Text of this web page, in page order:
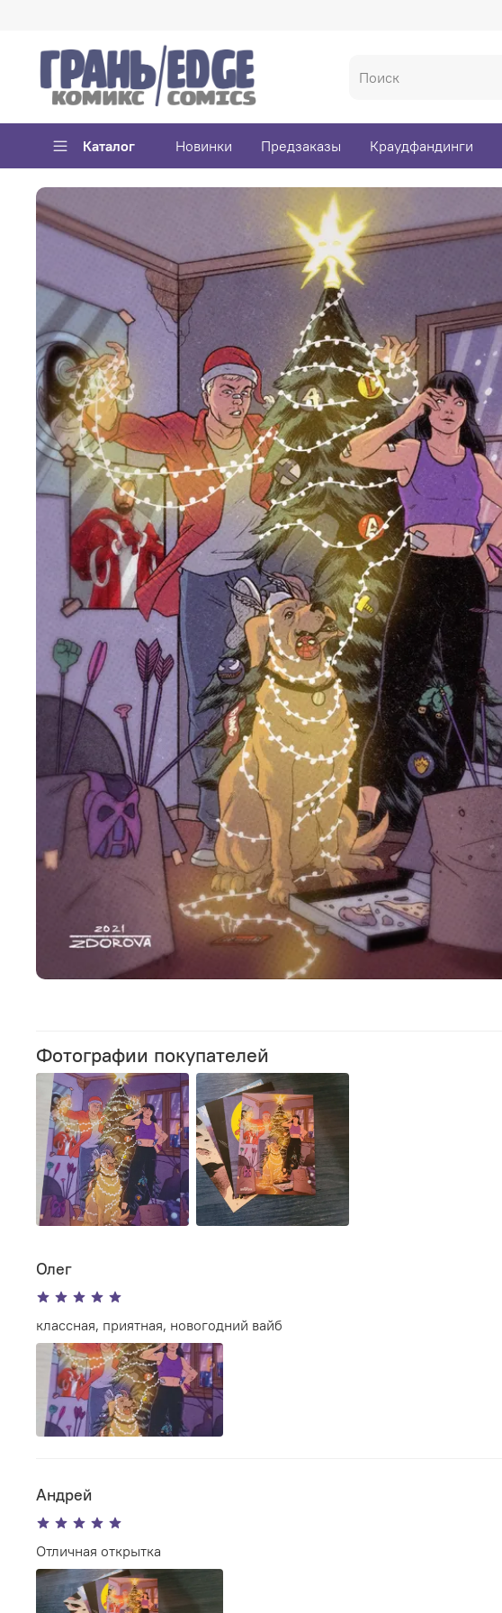
Каталог Новинки Предзаказы Краудфандинги
Фотографии покупателей
Олег
классная, приятная, новогодний вайб
Андрей
Отличная открытка